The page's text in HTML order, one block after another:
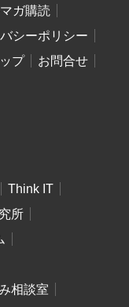
ガ購読
シーポリシー
プ
お問合せ
Think IT
所
相談室